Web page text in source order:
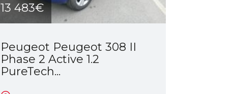
13 483€
Peugeot Peugeot 308 II
Phase 2 Active 1.2
PureTech...